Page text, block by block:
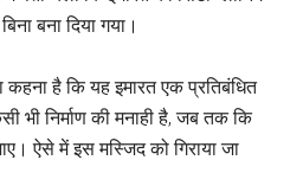
बना दिया गया।
कहना है कि यह इमारत एक प्रतिबंधित
भी निर्माण की मनाही है, जब तक कि
ऐसे में इस मस्जिद को गिराया जा